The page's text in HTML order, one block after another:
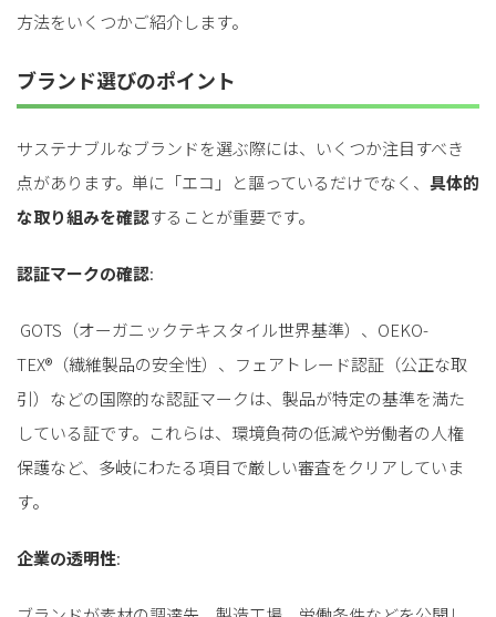
方法をいくつかご紹介します。
ブランド選びのポイント
サステナブルなブランドを選ぶ際には、いくつか注目すべき
点があります。単に「エコ」と謳っているだけでなく、 具体的
な取り組みを確認することが重要です。
認証マークの確認:
GOTS（オーガニックテキスタイル世界基準）、OEKO-
TEX®（繊維製品の安全性）、フェアトレード認証（公正な取
引）などの国際的な認証マークは、製品が特定の基準を満た
している証です。これらは、環境負荷の低減や労働者の人権
保護など、多岐にわたる項目で厳しい審査をクリアしていま
す。
企業の透明性: